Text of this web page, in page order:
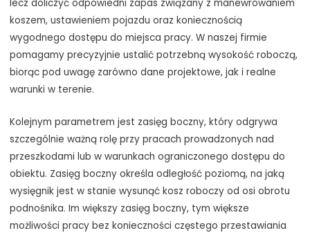
lecz doliczyć odpowiedni zapas związany z manewrowaniem
koszem, ustawieniem pojazdu oraz koniecznością
wygodnego dostępu do miejsca pracy. W naszej firmie
pomagamy precyzyjnie ustalić potrzebną wysokość roboczą,
biorąc pod uwagę zarówno dane projektowe, jak i realne
warunki w terenie.
Kolejnym parametrem jest zasięg boczny, który odgrywa
szczególnie ważną rolę przy pracach prowadzonych nad
przeszkodami lub w warunkach ograniczonego dostępu do
obiektu. Zasięg boczny określa odległość poziomą, na jaką
wysięgnik jest w stanie wysunąć kosz roboczy od osi obrotu
podnośnika. Im większy zasięg boczny, tym większe
możliwości pracy bez konieczności częstego przestawiania